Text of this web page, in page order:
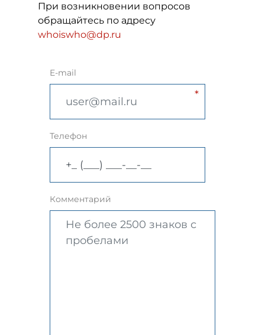
При возникновении вопросов
обращайтесь по адресу
whoiswho@dp.ru
E-mail
Телефон
Комментарий